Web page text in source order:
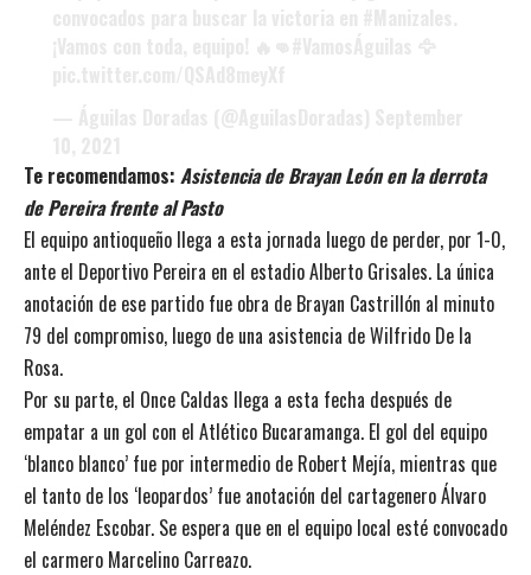
Te recomendamos: Asistencia de Brayan León en la derrota
de Pereira frente al Pasto
El equipo antioqueño llega a esta jornada luego de perder, por 1-0,
ante el Deportivo Pereira en el estadio Alberto Grisales. La única
anotación de ese partido fue obra de Brayan Castrillón al minuto
79 del compromiso, luego de una asistencia de Wilfrido De la
Rosa.
Por su parte, el Once Caldas llega a esta fecha después de
empatar a un gol con el Atlético Bucaramanga. El gol del equipo
‘blanco blanco’ fue por intermedio de Robert Mejía, mientras que
el tanto de los ‘leopardos’ fue anotación del cartagenero Álvaro
Meléndez Escobar. Se espera que en el equipo local esté convocado
el carmero Marcelino Carreazo.